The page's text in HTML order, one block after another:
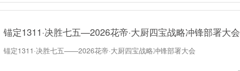
锚定1311·决胜七五—2026花帝·大厨四宝战略冲锋部署大会
锚定1311·决胜七五——2026花帝·大厨四宝战略冲锋部署大会